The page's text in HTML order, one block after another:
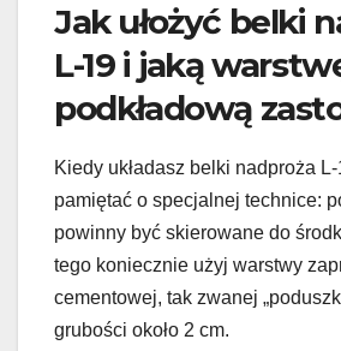
Jak ułożyć belki
L-19 i jaką
podkładową
Kiedy układasz belki nadproża
pamiętać o specjalnej technice:
powinny być skierowane do
tego koniecznie użyj warstwy
cementowej, tak zwanej
grubości około 2 cm.